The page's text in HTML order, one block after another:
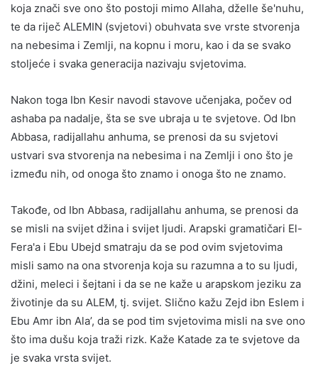
koja znači sve ono što postoji mimo Allaha, dželle še'nuhu,
te da riječ ALEMIN (svjetovi) obuhvata sve vrste stvorenja
na nebesima i Zemlji, na kopnu i moru, kao i da se svako
stoljeće i svaka generacija nazivaju svjetovima.
Nakon toga Ibn Kesir navodi stavove učenjaka, počev od
ashaba pa nadalje, šta se sve ubraja u te svjetove. Od Ibn
Abbasa, radijallahu anhuma, se prenosi da su svjetovi
ustvari sva stvorenja na nebesima i na Zemlji i ono što je
između nih, od onoga što znamo i onoga što ne znamo.
Takođe, od Ibn Abbasa, radijallahu anhuma, se prenosi da
se misli na svijet džina i svijet ljudi. Arapski gramatičari El-
Fera'a i Ebu Ubejd smatraju da se pod ovim svjetovima
misli samo na ona stvorenja koja su razumna a to su ljudi,
džini, meleci i šejtani i da se ne kaže u arapskom jeziku za
životinje da su ALEM, tj. svijet. Slično kažu Zejd ibn Eslem i
Ebu Amr ibn Ala’, da se pod tim svjetovima misli na sve ono
što ima dušu koja traži rizk. Kaže Katade za te svjetove da
je svaka vrsta svijet.